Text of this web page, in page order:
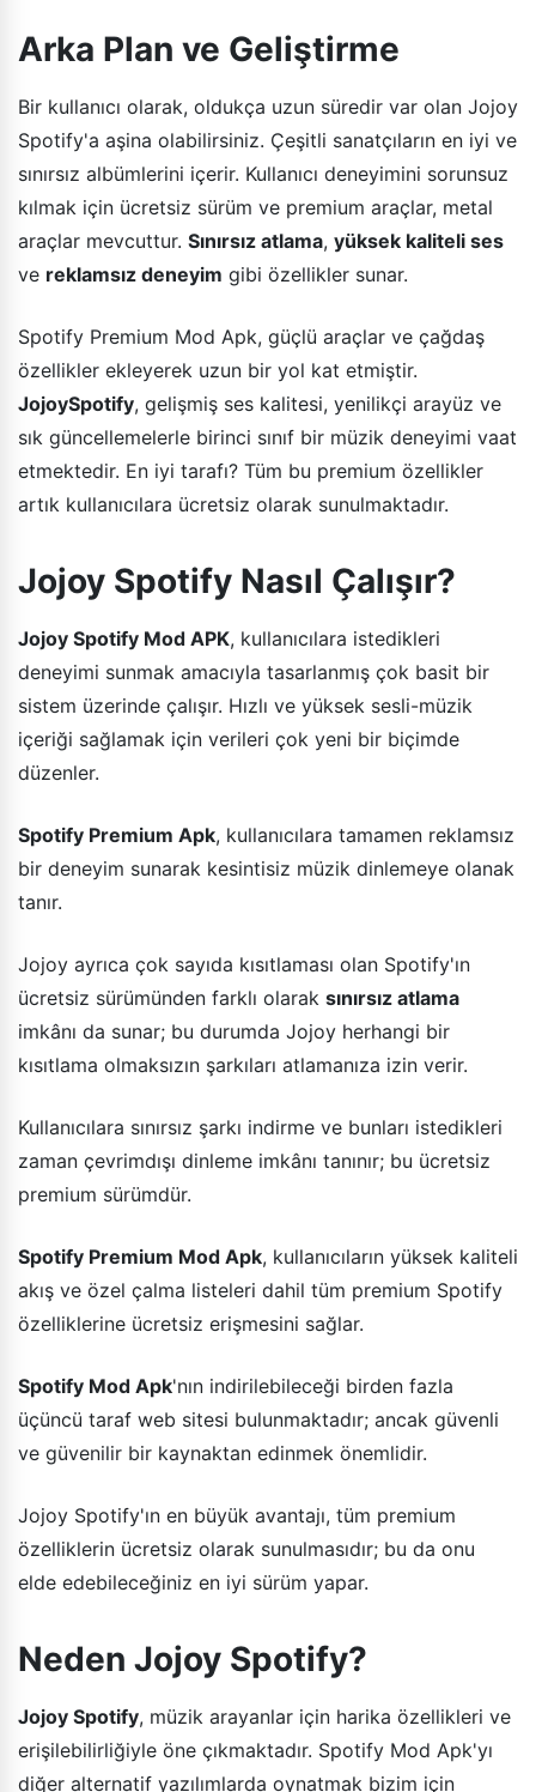
Arka Plan ve Geliştirme
Bir kullanıcı olarak, oldukça uzun süredir var olan Jojoy
Spotify'a aşina olabilirsiniz. Çeşitli sanatçıların en iyi ve
sınırsız albümlerini içerir. Kullanıcı deneyimini sorunsuz
kılmak için ücretsiz sürüm ve premium araçlar, metal
araçlar mevcuttur. Sınırsız atlama, yüksek kaliteli ses
ve reklamsız deneyim gibi özellikler sunar.
Spotify Premium Mod Apk, güçlü araçlar ve çağdaş
özellikler ekleyerek uzun bir yol kat etmiştir.
JojoySpotify, gelişmiş ses kalitesi, yenilikçi arayüz ve
sık güncellemelerle birinci sınıf bir müzik deneyimi vaat
etmektedir. En iyi tarafı? Tüm bu premium özellikler
artık kullanıcılara ücretsiz olarak sunulmaktadır.
Jojoy Spotify Nasıl Çalışır?
Jojoy Spotify Mod APK, kullanıcılara istedikleri
deneyimi sunmak amacıyla tasarlanmış çok basit bir
sistem üzerinde çalışır. Hızlı ve yüksek sesli-müzik
içeriği sağlamak için verileri çok yeni bir biçimde
düzenler.
Spotify Premium Apk, kullanıcılara tamamen reklamsız
bir deneyim sunarak kesintisiz müzik dinlemeye olanak
tanır.
Jojoy ayrıca çok sayıda kısıtlaması olan Spotify'ın
ücretsiz sürümünden farklı olarak sınırsız atlama
imkânı da sunar; bu durumda Jojoy herhangi bir
kısıtlama olmaksızın şarkıları atlamanıza izin verir.
Kullanıcılara sınırsız şarkı indirme ve bunları istedikleri
zaman çevrimdışı dinleme imkânı tanınır; bu ücretsiz
premium sürümdür.
Spotify Premium Mod Apk, kullanıcıların yüksek kaliteli
akış ve özel çalma listeleri dahil tüm premium Spotify
özelliklerine ücretsiz erişmesini sağlar.
Spotify Mod Apk'nın indirilebileceği birden fazla
üçüncü taraf web sitesi bulunmaktadır; ancak güvenli
ve güvenilir bir kaynaktan edinmek önemlidir.
Jojoy Spotify'ın en büyük avantajı, tüm premium
özelliklerin ücretsiz olarak sunulmasıdır; bu da onu
elde edebileceğiniz en iyi sürüm yapar.
Neden Jojoy Spotify?
Jojoy Spotify, müzik arayanlar için harika özellikleri ve
erişilebilirliğiyle öne çıkmaktadır. Spotify Mod Apk'yı
diğer alternatif yazılımlarda oynatmak bizim için